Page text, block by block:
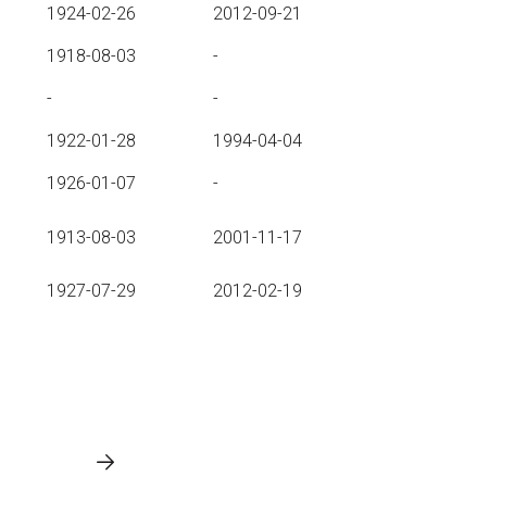
1924-02-26 2012-09-21
1918-08-03 -
- -
1922-01-28 1994-04-04
1926-01-07 -
1913-08-03 2001-11-17
1927-07-29 2012-02-19